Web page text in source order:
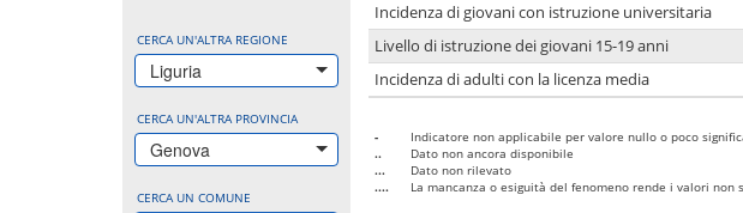
CERCA UN'ALTRA REGIONE
Liguria
CERCA UN'ALTRA PROVINCIA
Genova
CERCA UN COMUNE
Incidenza di giovani con istruzione universitaria
Livello di istruzione dei giovani 15-19 anni
Incidenza di adulti con la licenza media
-
Indicatore non applicabile per valore nullo o poco
..
Dato non ancora disponibile
...
Dato non rilevato
....
La mancanza o esiguità del fenomeno rende i valori non